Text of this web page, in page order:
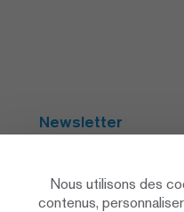
Newsletter
Nous utilisons des
contenus,